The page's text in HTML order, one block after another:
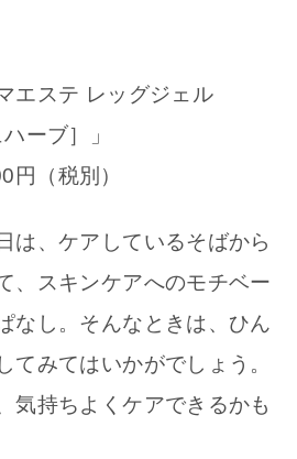
エステ レッグジェル
ーブ］」
（税別）
は、ケアしているそばから
、スキンケアへのモチベー
なし。そんなときは、ひん
てみてはいかがでしょう。
気持ちよくケアできるかも